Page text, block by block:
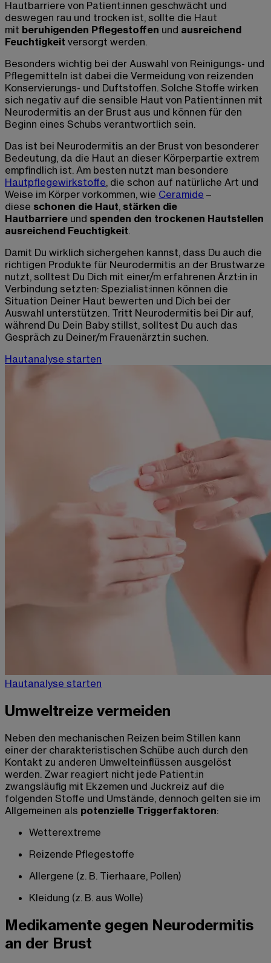
Hautbarriere von Patient:innen geschwächt und
deswegen rau und trocken ist, sollte die Haut
mit beruhigenden Pflegestoffen und ausreichend
Feuchtigkeit versorgt werden.
Besonders wichtig bei der Auswahl von Reinigungs- und
Pflegemitteln ist dabei die Vermeidung von reizenden
Konservierungs- und Duftstoffen. Solche Stoffe wirken
sich negativ auf die sensible Haut von Patient:innen mit
Neurodermitis an der Brust aus und können für den
Beginn eines Schubs verantwortlich sein.
Das ist bei Neurodermitis an der Brust von besonderer
Bedeutung, da die Haut an dieser Körperpartie extrem
empfindlich ist. Am besten nutzt man besondere
Hautpflegewirkstoffe, die schon auf natürliche Art und
Weise im Körper vorkommen, wie Ceramide –
diese schonen die Haut, stärken die
Hautbarriere und spenden den trockenen Hautstellen
ausreichend Feuchtigkeit.
Damit Du wirklich sichergehen kannst, dass Du auch die
richtigen Produkte für Neurodermitis an der Brustwarze
nutzt, solltest Du Dich mit einer/m erfahrenen Ärzt:in in
Verbindung setzten: Spezialist:innen können die
Situation Deiner Haut bewerten und Dich bei der
Auswahl unterstützen. Tritt Neurodermitis bei Dir auf,
während Du Dein Baby stillst, solltest Du auch das
Gespräch zu Deiner/m Frauenärzt:in suchen.
Hautanalyse starten
Hautanalyse starten
Umweltreize vermeiden
Neben den mechanischen Reizen beim Stillen kann
einer der charakteristischen Schübe auch durch den
Kontakt zu anderen Umwelteinflüssen ausgelöst
werden. Zwar reagiert nicht jede Patient:in
zwangsläufig mit Ekzemen und Juckreiz auf die
folgenden Stoffe und Umstände, dennoch gelten sie im
Allgemeinen als potenzielle Triggerfaktoren:
Wetterextreme
Reizende Pflegestoffe
Allergene (z. B. Tierhaare, Pollen)
Kleidung (z. B. aus Wolle)
Medikamente gegen Neurodermitis
an der Brust